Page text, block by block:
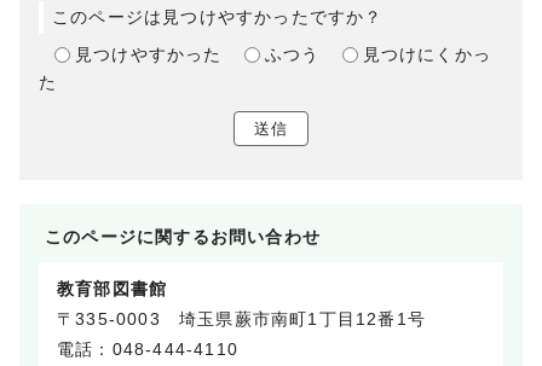
このページは見つけやすかったですか？
見つけやすかった
ふつう
見つけにくかっ
た
送信
このページに関するお問い合わせ
教育部図書館
〒335-0003 埼玉県蕨市南町1丁目12番1号
電話：048-444-4110